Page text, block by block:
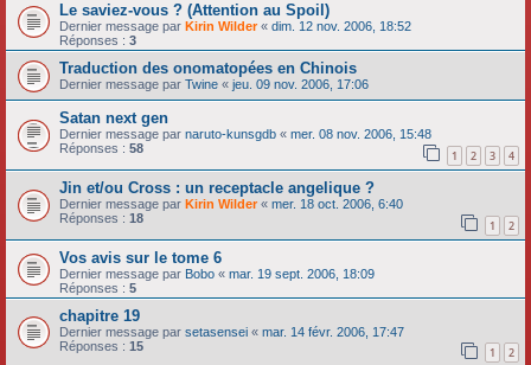
Le saviez-vous ? (Attention au Spoil)
Dernier message par Kirin Wilder« dim. 12 nov. 2006, 18:52
Réponses : 3
Traduction des onomatopées en Chinois
Dernier message par Twine « jeu. 09 nov. 2006, 17:06
Satan next gen
Dernier message par naruto-kunsgdb « mer. 08 nov. 2006, 15:48
Réponses : 58 1 2 3 4
Jin et/ou Cross : un receptacle angelique ?
Dernier message par Kirin Wilder « mer. 18 oct. 2006, 6:40
Réponses : 18 1 2
Vos avis sur le tome 6
Dernier message par Bobo « mar. 19 sept. 2006, 18:09
Réponses : 5
chapitre 19
Dernier message par setasensei « mar. 14 févr. 2006, 17:47
Réponses : 15 1 2